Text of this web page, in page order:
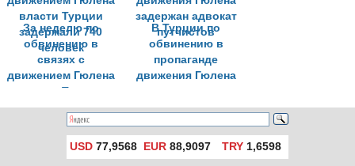
За неделю по
обвинению в
связях с
движением Гюлена
власти Турции
задержали 740
человек
В Турции по
обвинению в
пропаганде
движения Гюлена
путчистов
USD 77,9568 EUR 88,9097 TRY1,6598